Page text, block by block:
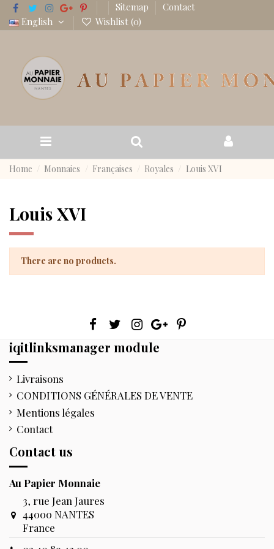
Sitemap
Contact
English
Wishlist (0)
Home Monnaies Françaises Royales Louis XVI
Louis XVI
There are no products.
iqitlinksmanager module
Livraisons
CONDITIONS GÉNÉRALES DE VENTE
Mentions légales
Contact
Contact us
Au Papier Monnaie
3, rue Jean Jaures
44000 NANTES
France